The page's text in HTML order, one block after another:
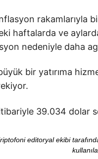
rakamlarıyla
haftalarda ve
nedeniyle daha
bir yatırıma
39.034 dolar
editoryal ekibi